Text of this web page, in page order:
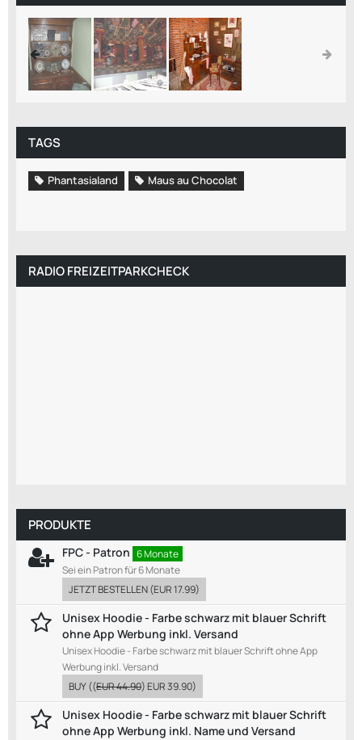
TAGS
Phantasialand Maus au Chocolat
RADIO FREIZEITPARKCHECK
PRODUKTE
FPC - Patron 6 Monate
Sei ein Patron für 6 Monate
JETZT BESTELLEN(EUR 17.99)
Unisex Hoodie - Farbe schwarz mit blauer Schrift
ohne App Werbung inkl. Versand
Unisex Hoodie - Farbe schwarz mit blauer Schrift ohne App
Werbung inkl. Versand
BUY((EUR 44.90)EUR 39.90)
Unisex Hoodie - Farbe schwarz mit blauer Schrift
ohne App Werbung inkl. Name und Versand